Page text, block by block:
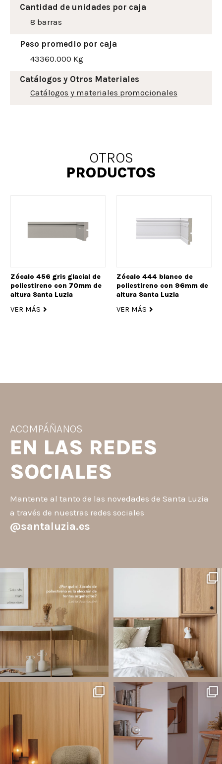
Cantidad de unidades por caja
8 barras
Peso promedio por caja
43360.000 Kg
Catálogos y Otros Materiales
Catálogos y materiales promocionales
OTROS
PRODUCTOS
Zócalo 456 gris glacial de
poliestireno con 70mm de
altura Santa Luzia
VER MÁS
Zócalo 444 blanco de
poliestireno con 96mm de
altura Santa Luzia
VER MÁS
ACOMPÁÑANOS
EN LAS REDES
SOCIALES
Mantente al tanto de las novedades de Santa Luzia
a través de nuestras redes sociales
@santaluzia.es
Los Zócalos de poliestireno ganaron
protagonismo en la arquitectura porque
combinan estética, practicidad y
desempeño en un solo producto.
...
tradicional? ¡Los Revestimientos de
pared Santa Luzia pueden ser la
Líneas como Waves, Gizé y...
Jul 14
1 0
paredes decorativas, respaldos de
2 0
santaluzia.es
¿Zócalo blanco, negro, gris, fendi o
beige? La elección puede cambiar por
completo la percepción de un
ambiente y aportar aún más valor a tu
proyecto.